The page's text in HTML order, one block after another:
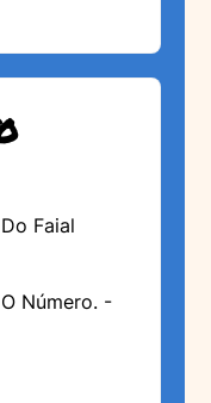
Faial
Número. -